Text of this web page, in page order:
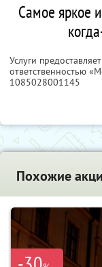
Самое яркое
Услуги
ответственностью
1085028001145
Похожие